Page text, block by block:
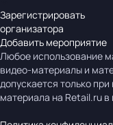
Зарегистрировать
организатора
Добавить мероприятие
Любое использование
видео-материалы и
допускается только
материала на Retail.ru